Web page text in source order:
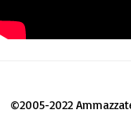
©2005-2022